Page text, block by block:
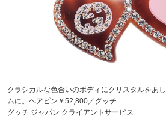
クラシカルな色合いのボディにクリスタルをあ
ムに。ヘアピン￥52,800／グッチ
グッチ ジャパン クライアントサービス